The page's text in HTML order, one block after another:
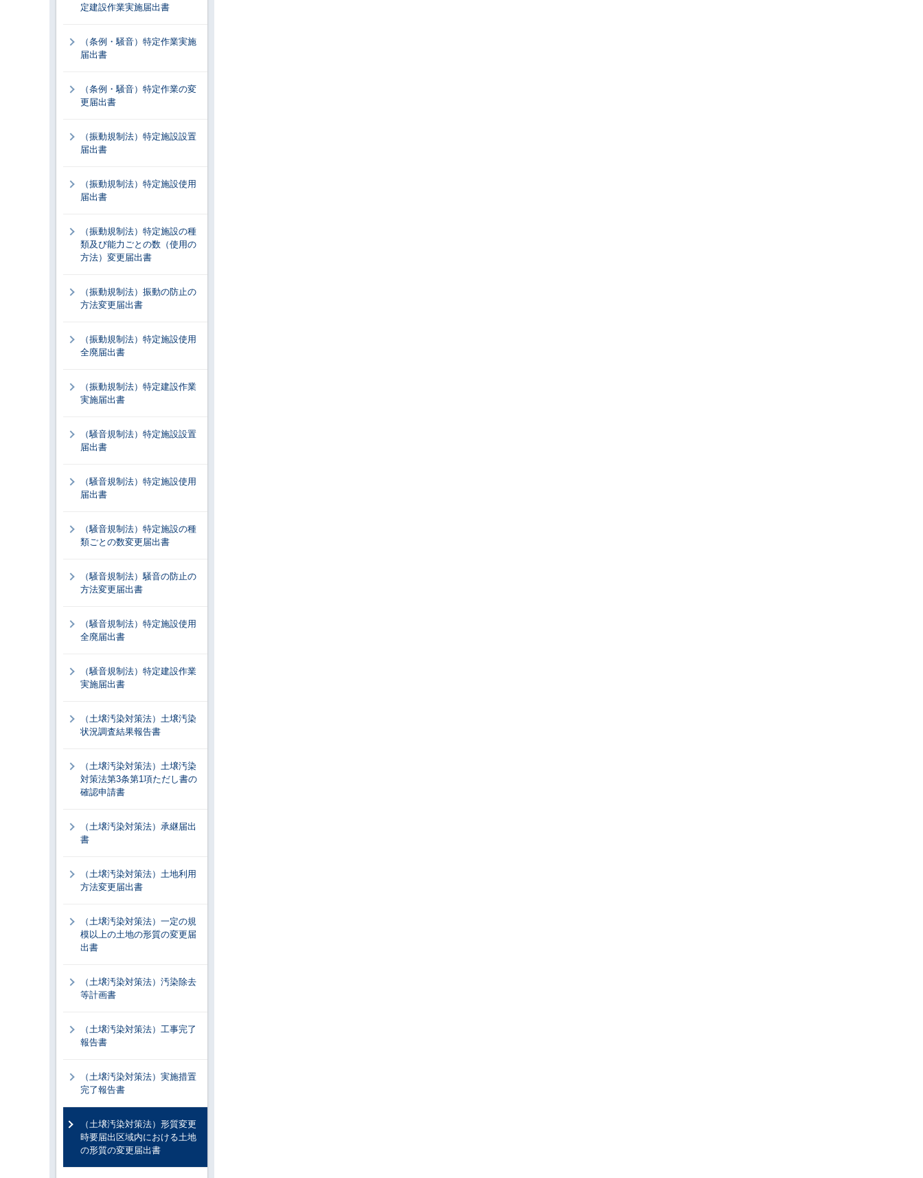
定建設作業実施届出書
（条例・騒音）特定作業実施
届出書
（条例・騒音）特定作業の変
更届出書
（振動規制法）特定施設設置
届出書
（振動規制法）特定施設使用
届出書
（振動規制法）特定施設の種
類及び能力ごとの数（使用の
方法）変更届出書
（振動規制法）振動の防止の
方法変更届出書
（振動規制法）特定施設使用
全廃届出書
（振動規制法）特定建設作業
実施届出書
（騒音規制法）特定施設設置
届出書
（騒音規制法）特定施設使用
届出書
（騒音規制法）特定施設の種
類ごとの数変更届出書
（騒音規制法）騒音の防止の
方法変更届出書
（騒音規制法）特定施設使用
全廃届出書
（騒音規制法）特定建設作業
実施届出書
（土壌汚染対策法）土壌汚染
状況調査結果報告書
（土壌汚染対策法）土壌汚染
対策法第3条第1項ただし書の
確認申請書
（土壌汚染対策法）承継届出
書
（土壌汚染対策法）土地利用
方法変更届出書
（土壌汚染対策法）一定の規
模以上の土地の形質の変更届
出書
（土壌汚染対策法）汚染除去
等計画書
（土壌汚染対策法）工事完了
報告書
（土壌汚染対策法）実施措置
完了報告書
（土壌汚染対策法）形質変更
時要届出区域内における土地
の形質の変更届出書